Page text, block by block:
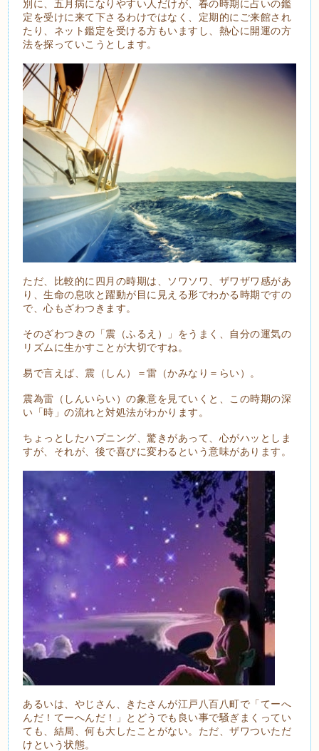
別に、五月病になりやすい人だけが、春の時期に占いの鑑
定を受けに来て下さるわけではなく、定期的にご来館され
たり、ネット鑑定を受ける方もいますし、熱心に開運の方
法を探っていこうとします。
ただ、比較的に四月の時期は、ソワソワ、ザワザワ感があ
り、生命の息吹と躍動が目に見える形でわかる時期ですの
で、心もざわつきます。
そのざわつきの「震（ふるえ）」をうまく、自分の運気の
リズムに生かすことが大切ですね。
易で言えば、震（しん）＝雷（かみなり＝らい）。
震為雷（しんいらい）の象意を見ていくと、この時期の深
い「時」の流れと対処法がわかります。
ちょっとしたハプニング、驚きがあって、心がハッとしま
すが、それが、後で喜びに変わるという意味があります。
あるいは、やじさん、きたさんが江戸八百八町で「てーへ
んだ！てーへんだ！」とどうでも良い事で騒ぎまくってい
ても、結局、何も大したことがない。ただ、ザワついただ
けという状態。